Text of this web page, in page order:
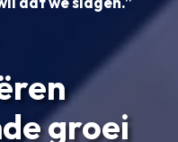
groei